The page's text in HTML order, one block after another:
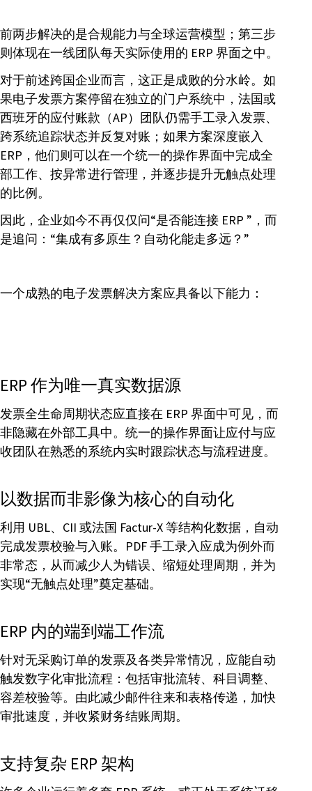
前两步解决的是合规能力与全球运营模型；第三步
则体现在一线团队每天实际使用的 ERP 界面之中。
对于前述跨国企业而言，这正是成败的分水岭。如
果电子发票方案停留在独立的门户系统中，法国或
西班牙的应付账款（AP）团队仍需手工录入发票、
跨系统追踪状态并反复对账；如果方案深度嵌入
ERP，他们则可以在一个统一的操作界面中完成全
部工作、按异常进行管理，并逐步提升无触点处理
的比例。
因此，企业如今不再仅仅问“是否能连接 ERP ”，而
是追问：“集成有多原生？自动化能走多远？”
一个成熟的电子发票解决方案应具备以下能力：
ERP 作为唯一真实数据源
发票全生命周期状态应直接在 ERP 界面中可见，而
非隐藏在外部工具中。统一的操作界面让应付与应
收团队在熟悉的系统内实时跟踪状态与流程进度。
以数据而非影像为核心的自动化
利用 UBL、CII 或法国 Factur-X 等结构化数据，自动
完成发票校验与入账。PDF 手工录入应成为例外而
非常态，从而减少人为错误、缩短处理周期，并为
实现“无触点处理”奠定基础。
ERP 内的端到端工作流
针对无采购订单的发票及各类异常情况，应能自动
触发数字化审批流程：包括审批流转、科目调整、
容差校验等。由此减少邮件往来和表格传递，加快
审批速度，并收紧财务结账周期。
支持复杂 ERP 架构